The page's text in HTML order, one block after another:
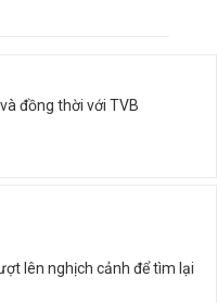
đồng thời với TVB
lên nghịch cảnh để tìm lại